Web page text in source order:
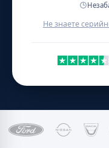
Не знаете